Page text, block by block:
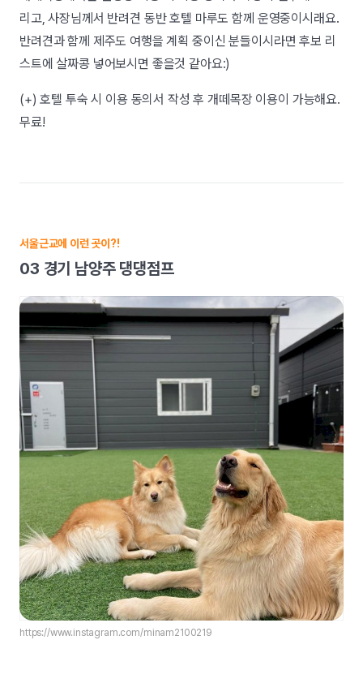
리고, 사장님께서 반려견 동반 호텔 마루도 함께 운영중이시래요.
반려견과 함께 제주도 여행을 계획 중이신 분들이시라면 후보 리
스트에 살짜콩 넣어보시면 좋을것 같아요:)
(+) 호텔 투숙 시 이용 동의서 작성 후 개떼목장 이용이 가능해요.
무료!
서울근교에 이런 곳이?!
03 경기 남양주 댕댕점프
https://www.instagram.com/minam2100219